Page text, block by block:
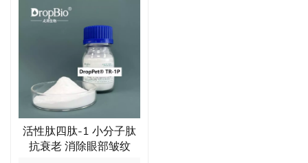
活性肽四肽-1 小分子肽
抗衰老 消除眼部皱纹